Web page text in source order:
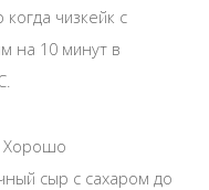
чизкейк с
на 10 минут в
Хорошо
сыр с сахаром до